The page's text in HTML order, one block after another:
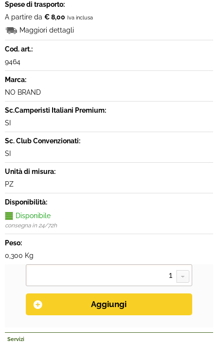
Spese di trasporto:
A partire da € 8,00 Iva inclusa
Maggiori dettagli
Cod. art.:
9464
Marca:
NO BRAND
Sc.Camperisti Italiani Premium:
SI
Sc. Club Convenzionati:
SI
Unità di misura:
PZ
Disponibilità:
Disponibile
consegna in 24/72h
Peso:
0,300 Kg
Servizi